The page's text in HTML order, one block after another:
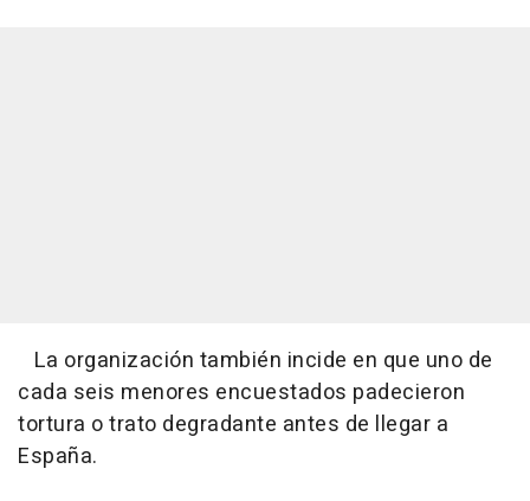
La organización también incide en que uno de
cada seis menores encuestados padecieron
tortura o trato degradante antes de llegar a
España.